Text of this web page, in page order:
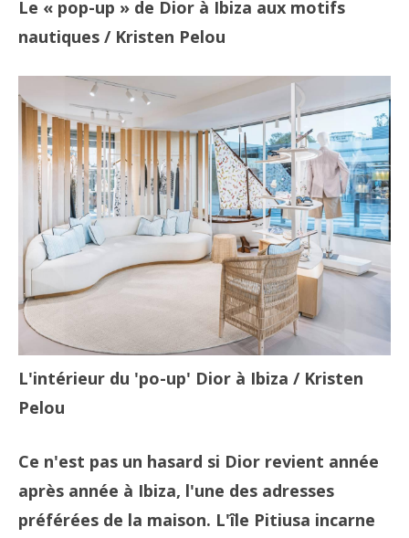
Le « pop-up » de Dior à Ibiza aux motifs
nautiques / Kristen Pelou
L'intérieur du 'po-up' Dior à Ibiza / Kristen
Pelou
Ce n'est pas un hasard si Dior revient année
après année à Ibiza, l'une des adresses
préférées de la maison. L'île Pitiusa incarne